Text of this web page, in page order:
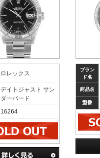
ロレックス
デイトジャスト サン
ダーバード
16264
ブラン
ド名
商品名
型番